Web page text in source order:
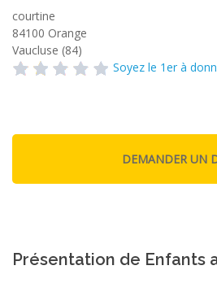
courtine
84100 Orange
Vaucluse (84)
Soyez le 1er à
Présentation de Enfants